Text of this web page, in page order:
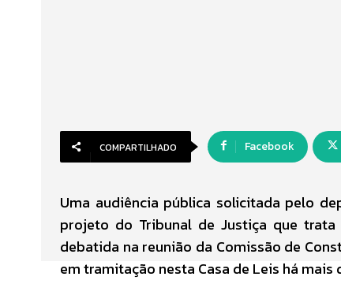
COMPARTILHADO Facebook
Uma audiência pública solicitada pelo
projeto do Tribunal de Justiça que
debatida na reunião da Comissão de
em tramitação nesta Casa de Leis há mais